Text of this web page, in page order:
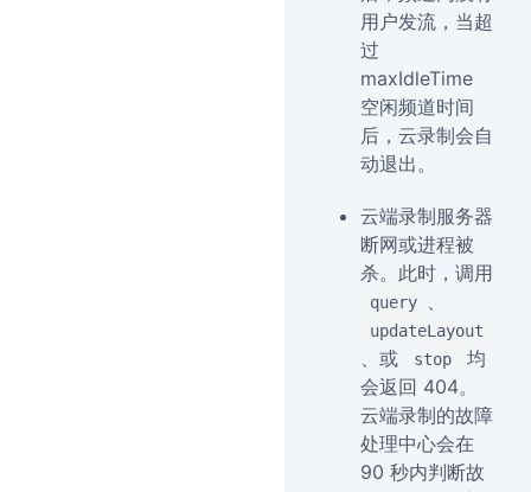
用户发流，当超
过
maxIdleTime
空闲频道时间
后，云录制会自
动退出。
云端录制服务器
断网或进程被
杀。此时，调用
query 、
updateLayout
、或 stop
均
会返回 404。
云端录制的故障
处理中心会在
90 秒内判断故